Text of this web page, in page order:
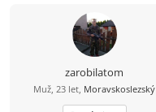
zarobilatom
Muž, 23 let, Moravskoslezský